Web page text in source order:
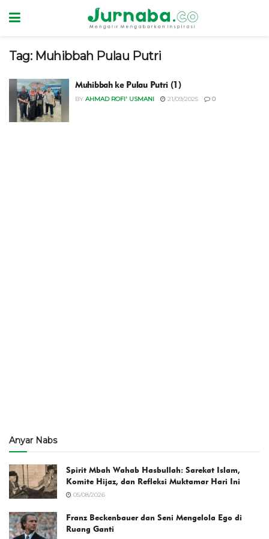
Tag: Muhibbah Pulau Putri
Muhibbah ke Pulau Putri (1)
BY AHMAD ROFI' USMANI 21/09/2025 0
Anyar Nabs
Spirit Mbah Wahab Hasbullah: Sarekat Islam,
Komite Hijaz, dan Refleksi Muktamar Hari Ini
05/08/2026
Franz Beckenbauer dan Seni Mengelola Ego di
Ruang Ganti